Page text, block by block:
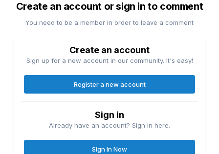
Create an account or sign in to comment
You need to be a member in order to leave a comment
Create an account
Sign up for a new account in our community. It's easy!
Register a new account
Sign in
Already have an account? Sign in here.
Sign In Now